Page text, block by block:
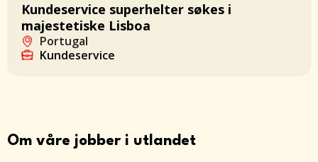
Kundeservice superhelter søkes i
majestetiske Lisboa
Portugal
Kundeservice
Om våre jobber i utlandet